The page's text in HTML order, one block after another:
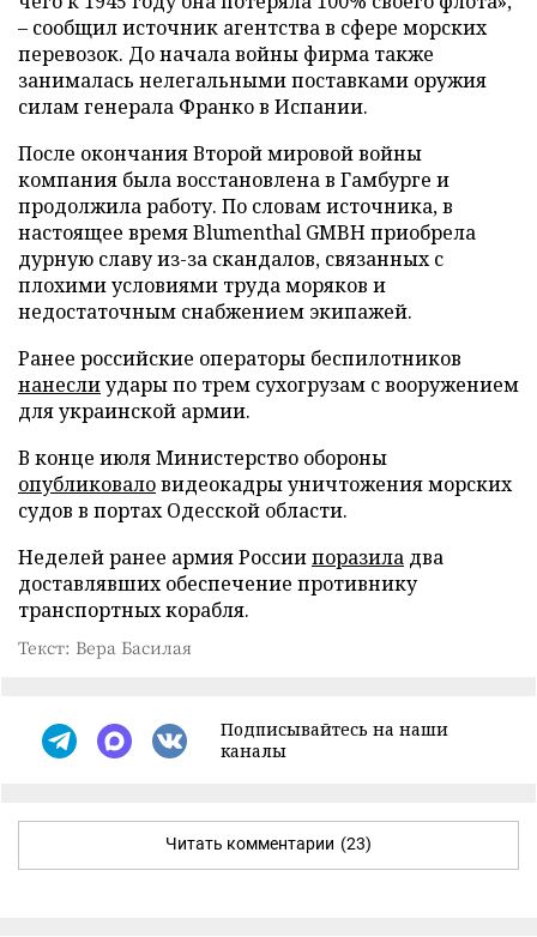
– сообщил источник агентства в сфере морских
перевозок. До начала войны фирма также
занималась нелегальными поставками оружия
силам генерала Франко в Испании.
После окончания Второй мировой войны
компания была восстановлена в Гамбурге и
продолжила работу. По словам источника, в
настоящее время Blumenthal GMBH приобрела
дурную славу из-за скандалов, связанных с
плохими условиями труда моряков и
недостаточным снабжением экипажей.
Ранее российские операторы беспилотников
нанеслиудары по трем сухогрузам с вооружением
для украинской армии.
В конце июля Министерство обороны
опубликоваловидеокадры уничтожения морских
судов в портах Одесской области.
Неделей ранее армия Россиипоразила два
доставлявших обеспечение противнику
транспортных корабля.
Текст: Вера Басилая
Подписывайтесь на наши
каналы
Читать комментарии (23)